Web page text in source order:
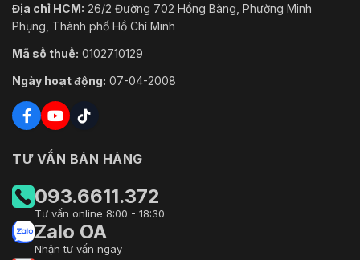
Địa chỉ HCM: 26/2 Đường 702 Hồng Bàng, Phường Minh
Phụng, Thành phố Hồ Chí Minh
Mã số thuế: 0102710129
Ngày hoạt động: 07-04-2008
TƯ VẤN BÁN HÀNG
093.6611.372
Tư vấn online 8:00 - 18:30
Zalo OA
Nhận tư vấn ngay